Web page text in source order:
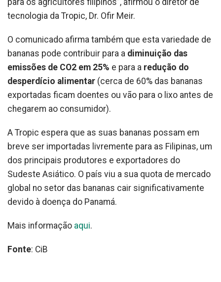
para os agricultores filipinos”, afirmou o diretor de
tecnologia da Tropic, Dr. Ofir Meir.
O comunicado afirma também que esta variedade de
bananas pode contribuir para a diminuição das
emissões de CO2 em 25% e para a redução do
desperdício alimentar (cerca de 60% das bananas
exportadas ficam doentes ou vão para o lixo antes de
chegarem ao consumidor).
A Tropic espera que as suas bananas possam em
breve ser importadas livremente para as Filipinas, um
dos principais produtores e exportadores do
Sudeste Asiático. O país viu a sua quota de mercado
global no setor das bananas cair significativamente
devido à doença do Panamá.
Mais informação aqui.
Fonte: CiB